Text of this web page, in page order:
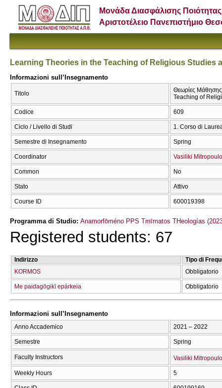
Μονάδα Διασφάλισης Ποιότητας
Αριστοτέλειο Πανεπιστήμιο
Learning Theories in the Teaching of Religious Studies
Informazioni sull’Insegnamento
Titolo
Θεωρίες
Teaching of
Codice 609
Ciclo / Livello di Studi 1. Corso di
Semestre di Insegnamento Spring
Coordinator Vasiliki
Common No
Stato Attivo
Course ID 600019398
Programma di Studio: Anamorfōméno PPS Tmīmatos THeologías
Registered students: 67
Indirizzo
Tipo di
KORMOS
Obbligatorio
Me paidagōgikī epárkeia Obbligatorio
Informazioni sull’Insegnamento
Anno Accademico 2021 – 2022
Semestre Spring
Faculty Instructors Vasiliki
Weekly Hours 5